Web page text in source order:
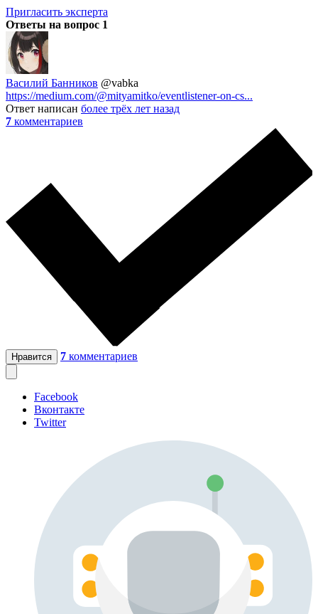
Пригласить эксперта
Ответы на вопрос 1
Василий Банников @vabka
https://medium.com/@mityamitko/eventlistener-on-cs...
Ответ написан более трёх лет назад
7 комментариев
Нравится 7 комментариев
Facebook
Вконтакте
Twitter